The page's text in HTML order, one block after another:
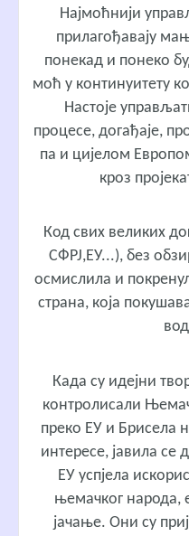
Најмоћнији
прилагођавају
понекад и понеко
моћ у континуитету
Настоје
процесе, догађаје,
па и цијелом
кроз
Код свих великих
СФРЈ,ЕУ...), без
осмислила и
страна, која
Када су идејни
контролисали
преко ЕУ и Брисела
интересе, јавила се
ЕУ успјела
њемачког народа,
јачање. Они су